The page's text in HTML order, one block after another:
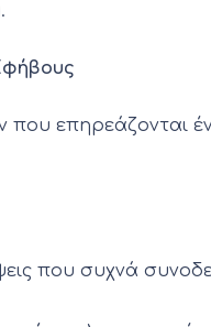
επηρεάζονται
που συχνά